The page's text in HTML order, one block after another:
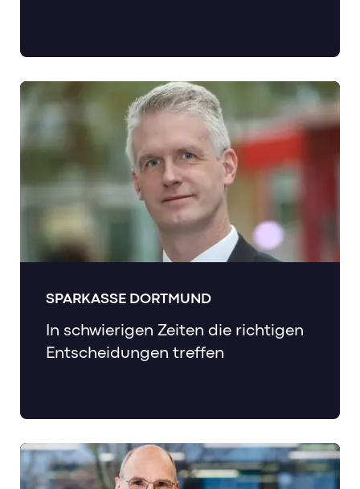
SPARKASSE DORTMUND
In schwierigen Zeiten die richtigen
Entscheidungen treffen